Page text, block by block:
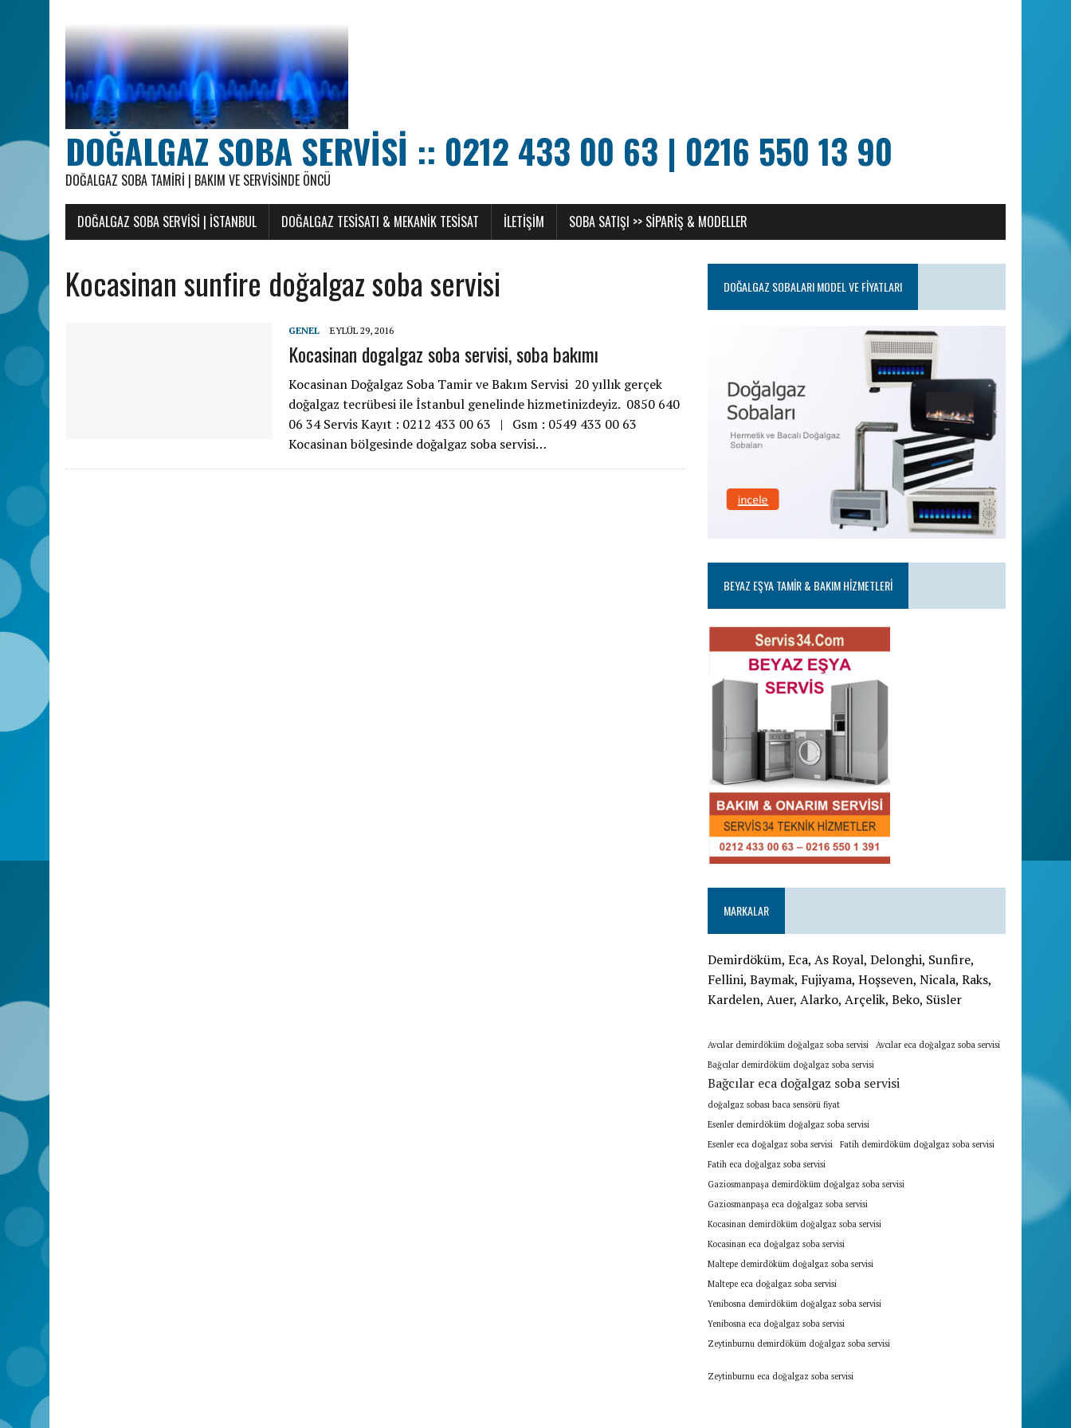
DOĞALGAZ SOBA SERVISI :: 0212 433 00 63 | 0216 550 13 90
DOĞALGAZ SOBA TAMIRI | BAKIM VE SERVISINDE ÖNCÜ
DOĞALGAZ SOBA SERVISI | İSTANBUL DOĞALGAZ TESISATI & MEKANIK TESISAT ILETIŞIM SOBA SATIŞI >> SIPARIŞ & MODELLER
Kocasinan sunfire doğalgaz soba servisi
GENEL EYLÜL 29, 2016
Kocasinan dogalgaz soba servisi, soba bakımı
Kocasinan Doğalgaz Soba Tamir ve Bakım Servisi 20 yıllık gerçek
doğalgaz tecrübesi ile İstanbul genelinde hizmetinizdeyiz. 0850 640
06 34 Servis Kayıt : 0212 433 00 63 | Gsm : 0549 433 00 63
Kocasinan bölgesinde doğalgaz soba servisi…
DOĞALGAZ SOBALARI MODEL VE FIYATLARI
BEYAZ EŞYA TAMIR & BAKIM HIZMETLERI
MARKALAR
Demirdöküm, Eca, As Royal, Delonghi, Sunfire,
Fellini, Baymak, Fujiyama, Hoşseven, Nicala, Raks,
Kardelen, Auer, Alarko, Arçelik, Beko, Süsler
Avcılar demirdöküm doğalgaz soba servisi
Avcılar eca doğalgaz soba servisi
Bağcılar demirdöküm doğalgaz soba servisi
Bağcılar eca doğalgaz soba servisi
doğalgaz sobası baca sensörü fiyat
Esenler demirdöküm doğalgaz soba servisi
Esenler eca doğalgaz soba servisi
Fatih demirdöküm doğalgaz soba servisi
Fatih eca doğalgaz soba servisi
Gaziosmanpaşa demirdöküm doğalgaz soba servisi
Gaziosmanpaşa eca doğalgaz soba servisi
Kocasinan demirdöküm doğalgaz soba servisi
Kocasinan eca doğalgaz soba servisi
Maltepe demirdöküm doğalgaz soba servisi
Maltepe eca doğalgaz soba servisi
Yenibosna demirdöküm doğalgaz soba servisi
Yenibosna eca doğalgaz soba servisi
Zeytinburnu demirdöküm doğalgaz soba servisi
Zeytinburnu eca doğalgaz soba servisi